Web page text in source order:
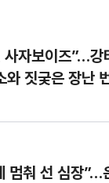
자보이즈”…강
짓궂은 장난
멈춰 선 심장”…